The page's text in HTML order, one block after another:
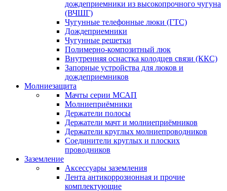
дождеприемники из высокопрочного чугуна
(ВЧШГ)
Чугунные телефонные люки (ГТС)
Дождеприемники
Чугунные решетки
Полимерно-композитный люк
Внутренняя оснастка колодцев связи (ККС)
Запорные устройства для люков и
дождеприемников
Молниезащита
Мачты серии МСАП
Молниеприёмники
Держатели полосы
Держатели мачт и молниеприёмников
Держатели круглых молниепроводников
Cоединители круглых и плоских
проводников
Заземление
Аксессуары заземления
Лента антикоррозионная и прочие
комплектующие